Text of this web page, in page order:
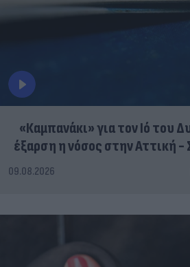
«Καμπανάκι» για τον Ιό του
έξαρση η νόσος στην Αττική -
09.08.2026